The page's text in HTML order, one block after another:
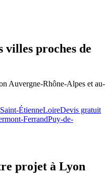
villes proches de
Auvergne-Rhône-Alpes et au-
Saint-ÉtienneLoireDevis gratuit
FerrandPuy-de-
projet à Lyon